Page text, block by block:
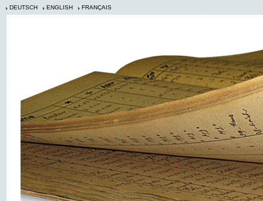
DEUTSCH ENGLISH FRANÇAIS